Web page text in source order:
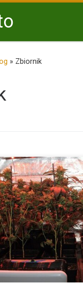
» Zbiornik
jest niezwykle ważną
przypadku
hodowcy […]